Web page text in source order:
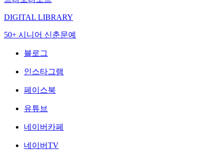
DIGITAL LIBRARY
50+ 시니어 신춘문예
블로그
인스타그램
페이스북
유튜브
네이버카페
네이버TV